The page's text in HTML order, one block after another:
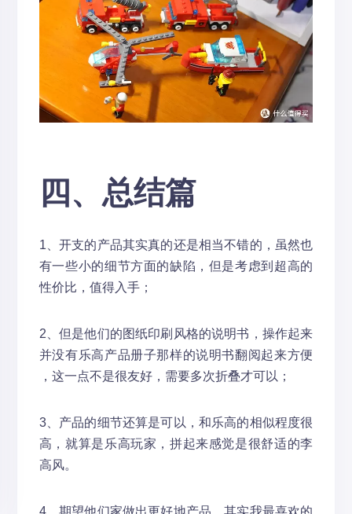
四、总结篇
1、开支的产品其实真的还是相当不错的，虽然也
有一些小的细节方面的缺陷，但是考虑到超高的
性价比，值得入手；
2、但是他们的图纸印刷风格的说明书，操作起来
并没有乐高产品册子那样的说明书翻阅起来方便
，这一点不是很友好，需要多次折叠才可以；
3、产品的细节还算是可以，和乐高的相似程度很
高，就算是乐高玩家，拼起来感觉是很舒适的李
高风。